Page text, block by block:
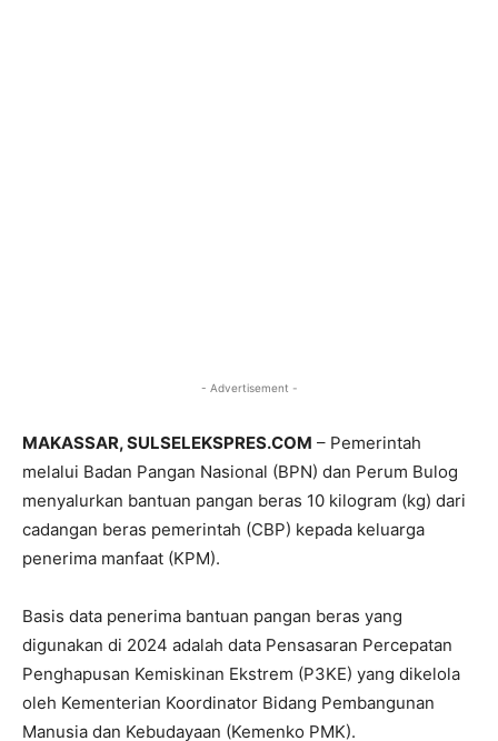
- Advertisement -
MAKASSAR, SULSELEKSPRES.COM – Pemerintah
melalui Badan Pangan Nasional (BPN) dan Perum Bulog
menyalurkan bantuan pangan beras 10 kilogram (kg) dari
cadangan beras pemerintah (CBP) kepada keluarga
penerima manfaat (KPM).
Basis data penerima bantuan pangan beras yang
digunakan di 2024 adalah data Pensasaran Percepatan
Penghapusan Kemiskinan Ekstrem (P3KE) yang dikelola
oleh Kementerian Koordinator Bidang Pembangunan
Manusia dan Kebudayaan (Kemenko PMK).